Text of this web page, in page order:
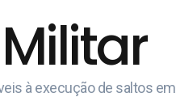
à execução de saltos em